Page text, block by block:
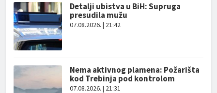
Detalji ubistva u BiH: Supruga
presudila mužu
07.08.2026. | 21:42
Nema aktivnog plamena: Požarišta
kod Trebinja pod kontrolom
07.08.2026. | 21:31